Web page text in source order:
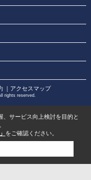
｜アクセスマップ
rights reserved.
サービス向上検討を目的と
をご確認ください。